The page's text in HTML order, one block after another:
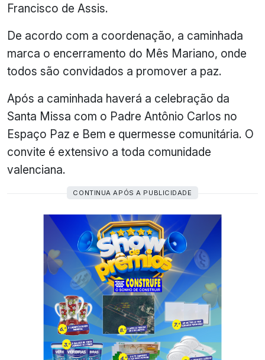
Francisco de Assis.
De acordo com a coordenação, a caminhada
marca o encerramento do Mês Mariano, onde
todos são convidados a promover a paz.
Após a caminhada haverá a celebração da
Santa Missa com o Padre Antônio Carlos no
Espaço Paz e Bem e quermesse comunitária. O
convite é extensivo a toda comunidade
valenciana.
CONTINUA APÓS A PUBLICIDADE